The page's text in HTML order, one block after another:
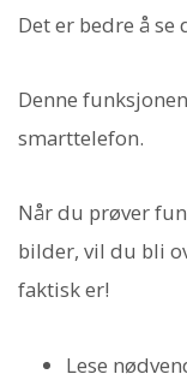
Det er bedre å se
Denne
smarttelefon.
Når du prøver
bilder, vil du bli
faktisk er!
Lese